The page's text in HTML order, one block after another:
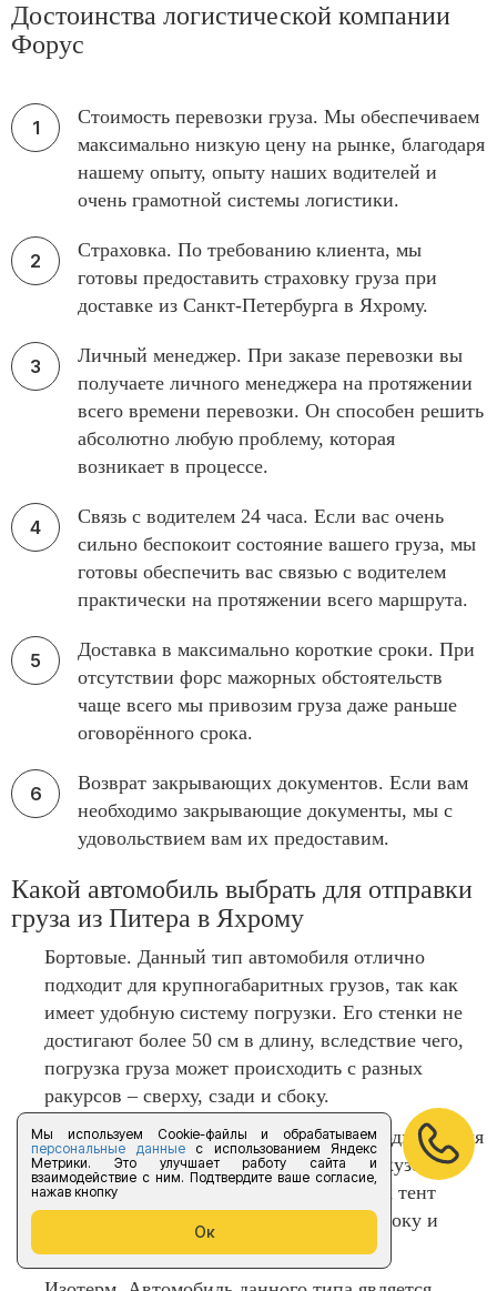
Мы используем Cookie-файлы и обрабатываем
персональные данныес использованием Яндекс
Метрики. Это улучшает работу сайта и
взаимодействие с ним. Подтвердите ваше согласие,
нажав кнопку
Ок
Достоинства логистической компании
Форус
Стоимость перевозки груза. Мы обеспечиваем
максимально низкую цену на рынке, благодаря
нашему опыту, опыту наших водителей и
очень грамотной системы логистики.
Страховка. По требованию клиента, мы
готовы предоставить страховку груза при
доставке из Санкт-Петербурга в Яхрому.
Личный менеджер. При заказе перевозки вы
получаете личного менеджера на протяжении
всего времени перевозки. Он способен решить
абсолютно любую проблему, которая
возникает в процессе.
Связь с водителем 24 часа. Если вас очень
сильно беспокоит состояние вашего груза, мы
готовы обеспечить вас связью с водителем
практически на протяжении всего маршрута.
Доставка в максимально короткие сроки. При
отсутствии форс мажорных обстоятельств
чаще всего мы привозим груза даже раньше
оговорённого срока.
Возврат закрывающих документов. Если вам
необходимо закрывающие документы, мы с
удовольствием вам их предоставим.
Какой автомобиль выбрать для отправки
груза из Питера в Яхрому
Бортовые. Данный тип автомобиля отлично
подходит для крупногабаритных грузов, так как
имеет удобную систему погрузки. Его стенки не
достигают более 50 см в длину, вследствие чего,
погрузка груза может происходить с разных
ракурсов – сверху, сзади и сбоку.
Тентованные. Этот тип авто отлично подходит для
грузов, которым необходимо закрытый кузов, но
также и нужна удобна погрузка. Так как тент
откидывается, то погруза происходит сбоку и